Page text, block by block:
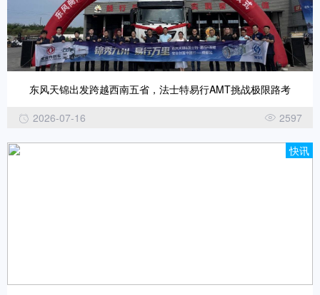
东风天锦出发跨越西南五省，法士特易行AMT挑战极限路考
2026-07-16
2597
快讯